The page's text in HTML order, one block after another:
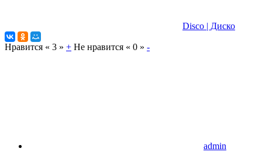
Disco | Диско
Нравится « 3 » + Не нравится « 0 » -
admin